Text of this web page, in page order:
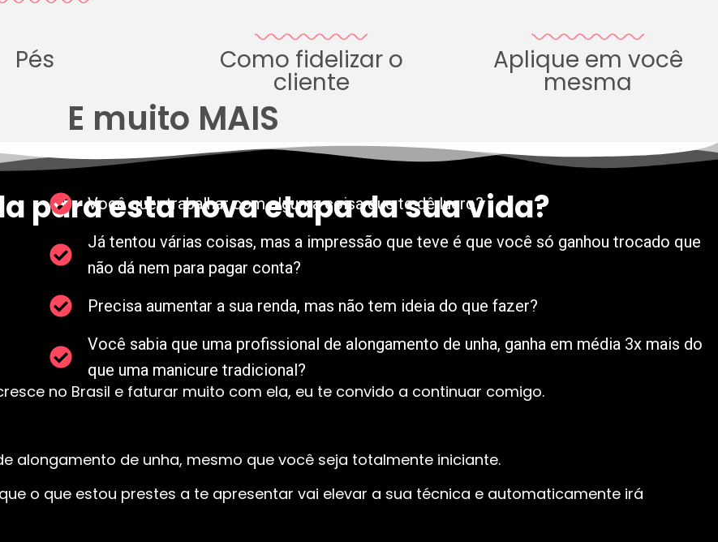
Pés Como fidelizar o
cliente
Aplique em você
mesma
E muito MAIS
para esta nova etapa da sua vida?
Você quer trabalhar com alguma coisa que te dê lucro?
Já tentou várias coisas, mas a impressão que teve é que você só ganhou trocado que
não dá nem para pagar conta?
Precisa aumentar a sua renda, mas não tem ideia do que fazer?
Você sabia que uma profissional de alongamento de unha, ganha em média 3x mais do
que uma manicure tradicional?
no Brasil e faturar muito com ela, eu te convido a continuar comigo.
alongamento de unha, mesmo que você seja totalmente iniciante.
o que estou prestes a te apresentar vai elevar a sua técnica e automaticamente irá